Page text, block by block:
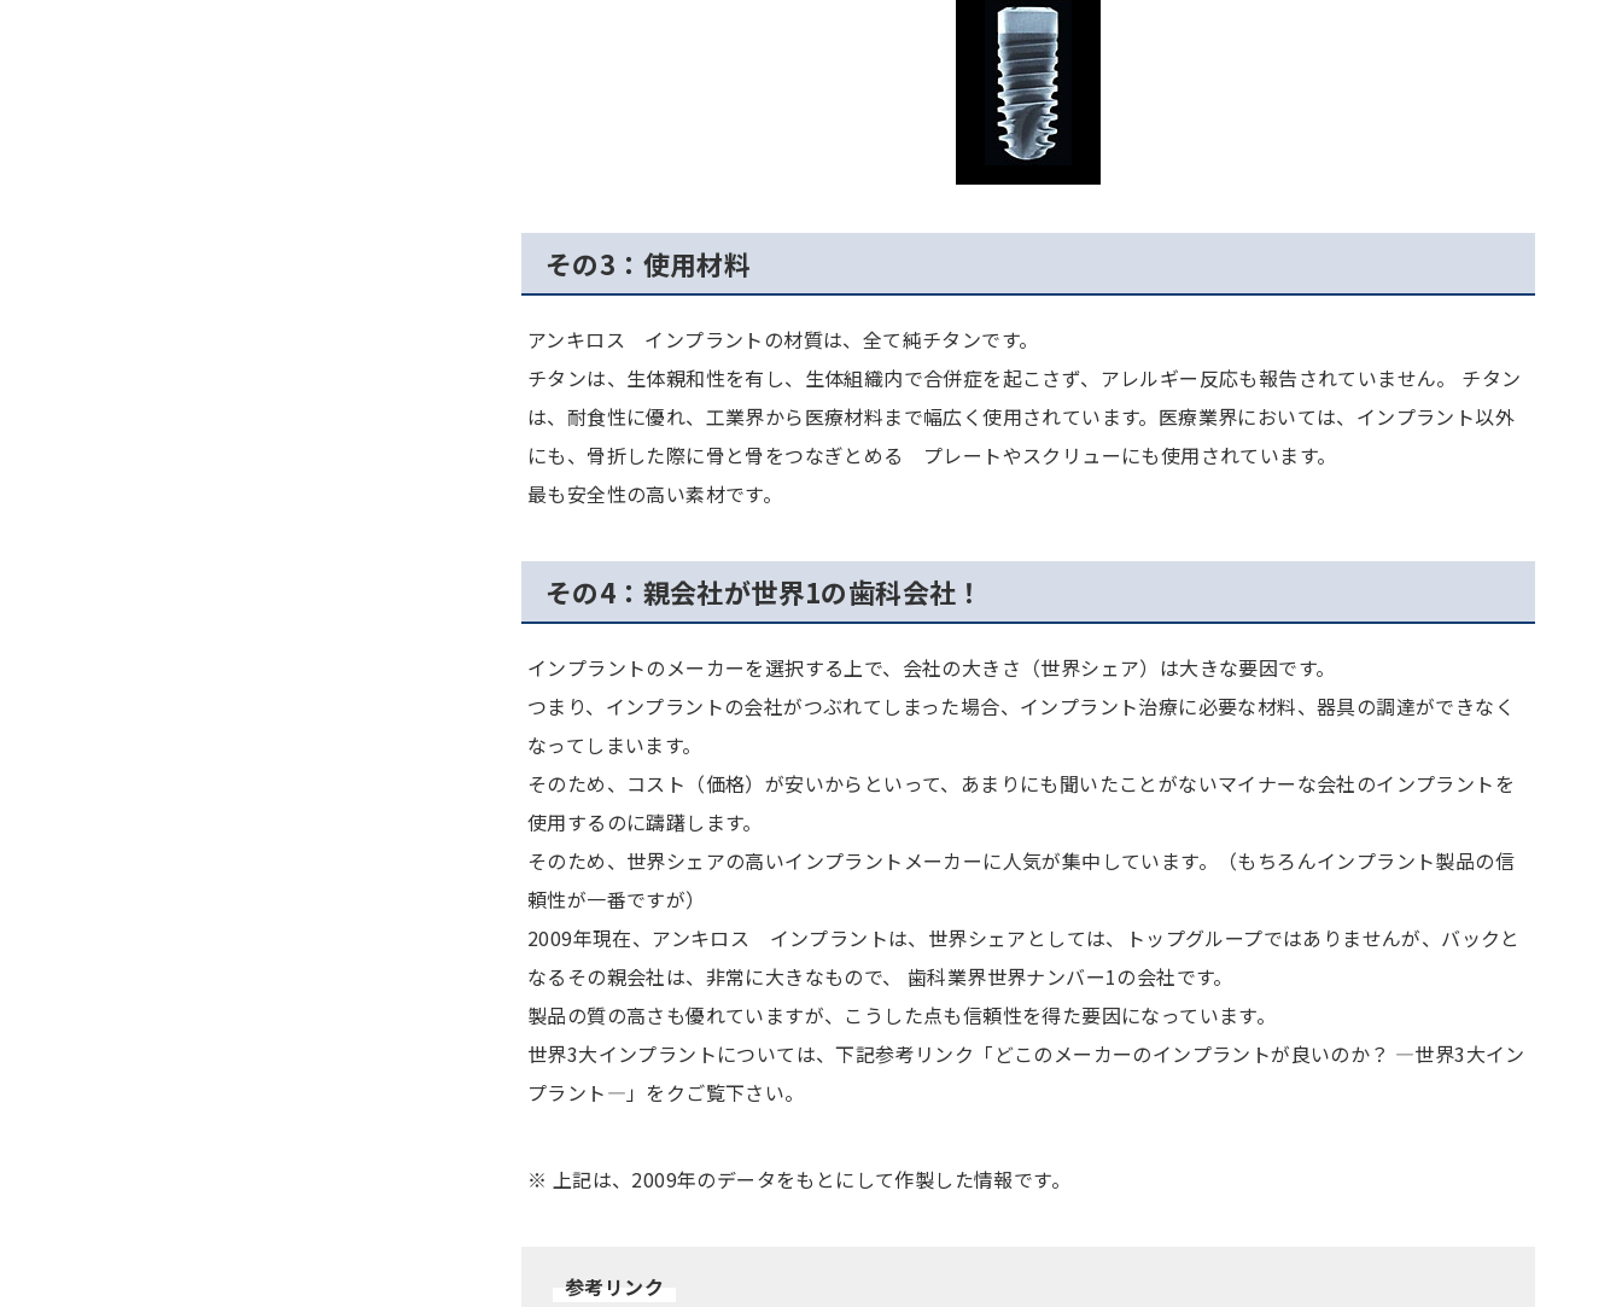
その3：使用材料
アンキロス インプラントの材質は、全て純チタンです。
チタンは、生体親和性を有し、生体組織内で合併症を起こさず、アレルギー反応も報告されていません。 チタン
は、耐食性に優れ、工業界から医療材料まで幅広く使用されています。医療業界においては、インプラント以外
にも、骨折した際に骨と骨をつなぎとめる プレートやスクリューにも使用されています。
最も安全性の高い素材です。
その4：親会社が世界1の歯科会社！
インプラントのメーカーを選択する上で、会社の大きさ（世界シェア）は大きな要因です。
つまり、インプラントの会社がつぶれてしまった場合、インプラント治療に必要な材料、器具の調達ができなく
なってしまいます。
そのため、コスト（価格）が安いからといって、あまりにも聞いたことがないマイナーな会社のインプラントを
使用するのに躊躇します。
そのため、世界シェアの高いインプラントメーカーに人気が集中しています。（もちろんインプラント製品の信
頼性が一番ですが）
2009年現在、アンキロス インプラントは、世界シェアとしては、トップグループではありませんが、バックと
なるその親会社は、非常に大きなもので、 歯科業界世界ナンバー1の会社です。
製品の質の高さも優れていますが、こうした点も信頼性を得た要因になっています。
世界3大インプラントについては、下記参考リンク「どこのメーカーのインプラントが良いのか？ ―世界3大イン
プラント―」をクご覧下さい。
※ 上記は、2009年のデータをもとにして作製した情報です。
参考リンク